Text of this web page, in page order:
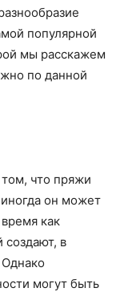
популярной
мы расскажем
по данной
том, что пряжи
иногда он может
как
создают, в
могут быть